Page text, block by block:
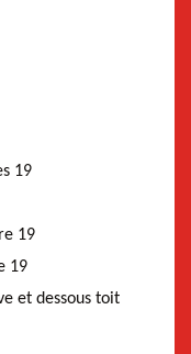
19
19
19
et dessous toit